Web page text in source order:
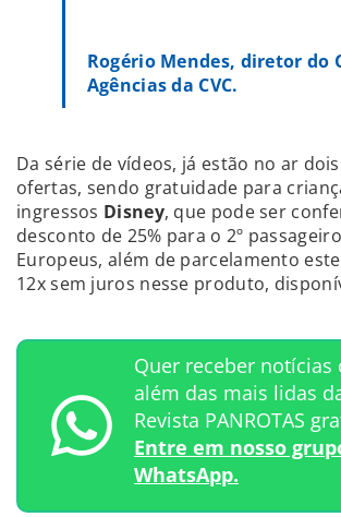
Rogério Mendes, diretor do
Agências da CVC.
Da série de vídeos, já estão no ar
ofertas, sendo gratuidade para
ingressos Disney, que pode ser
desconto de 25% para o 2º
Europeus, além de parcelamento
12x sem juros nesse produto,
Quer receber notícias
além das mais lidas
Revista PANROTAS
Entre em nosso
WhatsApp.